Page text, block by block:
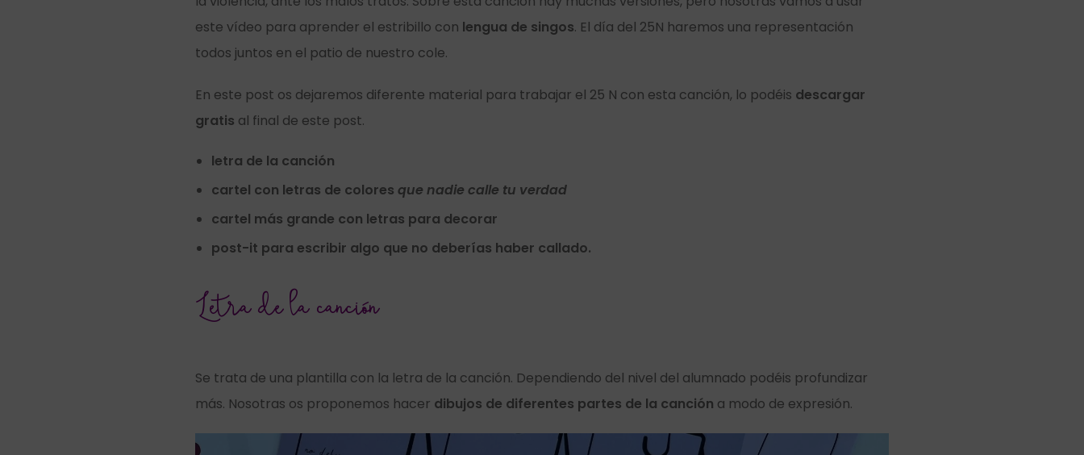
este vídeo para aprender el estribillo con lengua de singos. El día del 25N haremos una representación
todos juntos en el patio de nuestro cole.
En este post os dejaremos diferente material para trabajar el 25 N con esta canción, lo podéis descargar
gratis al final de este post.
letra de la canción
cartel con letras de colores que nadie calle tu verdad
cartel más grande con letras para decorar
post-it para escribir algo que no deberías haber callado.
Letra de la canción
Se trata de una plantilla con la letra de la canción. Dependiendo del nivel del alumnado podéis profundizar
más. Nosotras os proponemos hacer dibujos de diferentes partes de la canción a modo de expresión.